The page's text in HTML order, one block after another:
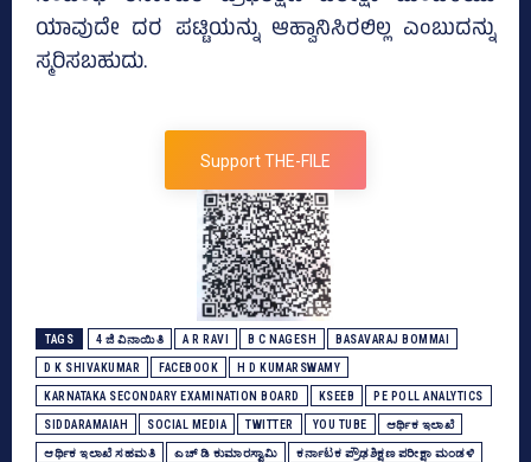
ಯಾವುದೇ ದರ ಪಟ್ಟಿಯನ್ನು ಆಹ್ವಾನಿಸಿರಲಿಲ್ಲ ಎಂಬುದನ್ನು
ಸ್ಮರಿಸಬಹುದು.
Support THE-FILE
TAGS 4 ಜಿ ವಿನಾಯಿತಿ A R RAVI B C NAGESH BASAVARAJ BOMMAI
D K SHIVAKUMAR FACEBOOK H D KUMARSWAMY
KARNATAKA SECONDARY EXAMINATION BOARD KSEEB PE POLL ANALYTICS
SIDDARAMAIAH SOCIAL MEDIA TWITTER YOU TUBE ಆರ್ಥಿಕ ಇಲಾಖೆ
ಆರ್ಥಿಕ ಇಲಾಖೆ ಸಹಮತಿ ಎಚ್‌ ಡಿ ಕುಮಾರಸ್ವಾಮಿ ಕರ್ನಾಟಕ ಪ್ರೌಢಶಿಕ್ಷಣ ಪರೀಕ್ಷಾ ಮಂಡಳಿ